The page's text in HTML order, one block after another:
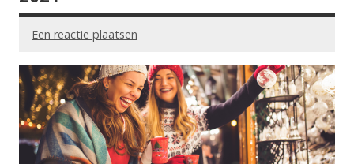
Een reactie plaatsen